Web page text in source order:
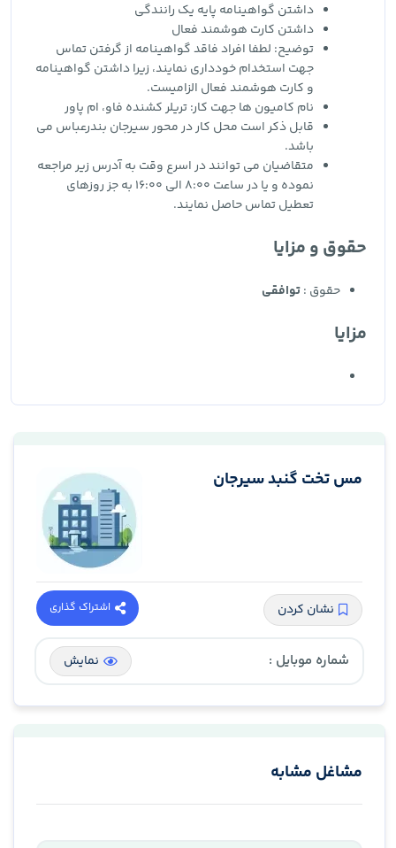
داشتن گواهینامه پایه یک رانندگی
داشتن کارت هوشمند فعال
توضیح: لطفا افراد فاقد گواهینامه از گرفتن تماس
جهت استخدام خودداری نمایند، زیرا داشتن گواهینامه
و کارت هوشمند فعال الزامیست.
نام کامیون ها جهت کار: تریلر کشنده فاو، ام پاور
قابل ذکر است محل کار در محور سیرجان بندرعباس می
باشد.
متقاضیان می توانند در اسرع وقت به آدرس زیر مراجعه
نموده و یا در ساعت 8:00 الی 16:00 به جز روزهای
تعطیل تماس حاصل نمایند.
حقوق و مزایا
حقوق :توافقی
مزایا
مس تخت گنبد سیرجان
نشان کردن اشتراک گذاری
شماره موبایل : نمایش
مشاغل مشابه